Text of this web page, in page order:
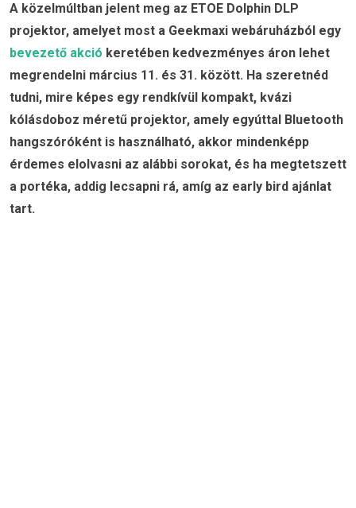
A közelmúltban jelent meg az ETOE Dolphin DLP
projektor, amelyet most a Geekmaxi webáruházból egy
bevezető akció keretében kedvezményes áron lehet
megrendelni március 11. és 31. között. Ha szeretnéd
tudni, mire képes egy rendkívül kompakt, kvázi
kólásdoboz méretű projektor, amely egyúttal Bluetooth
hangszóróként is használható, akkor mindenképp
érdemes elolvasni az alábbi sorokat, és ha megtetszett
a portéka, addig lecsapni rá, amíg az early bird ajánlat
tart.